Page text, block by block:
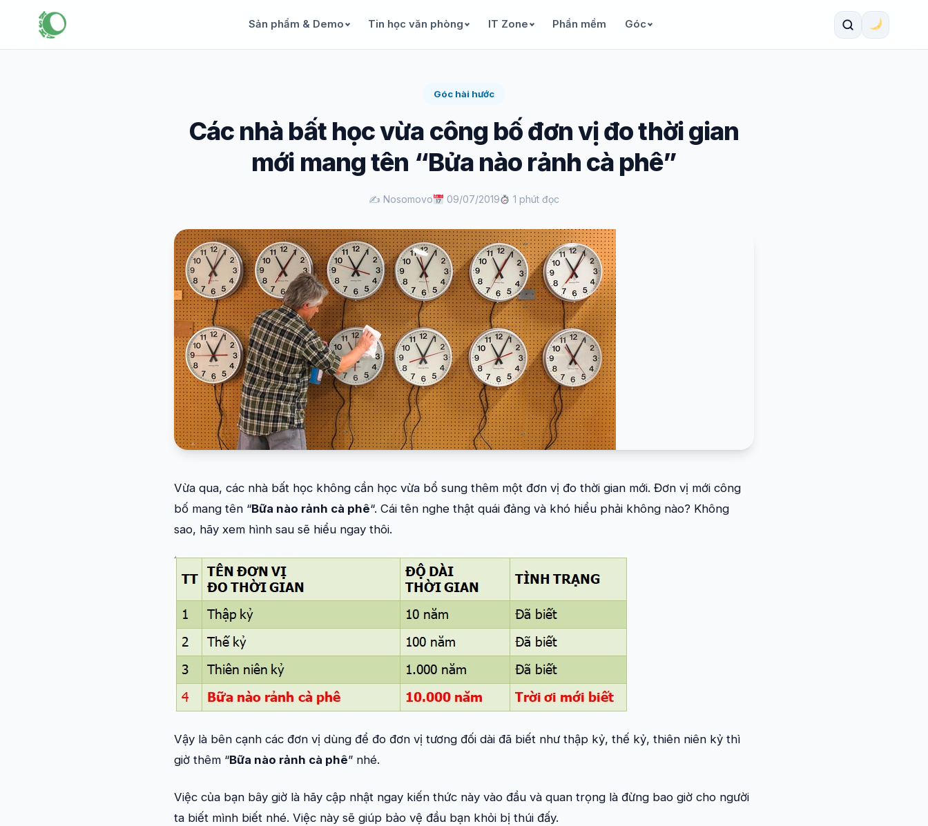
Sản phẩm & Demo Tin học văn phòng IT Zone Phần mềm Góc
Góc hài hước
Các nhà bất học vừa công bố đơn vị đo thời gian
mới mang tên “Bửa nào rảnh cà phê”
✍️ Nosomovo 09/07/2019 1 phút đọc
Vừa qua, các nhà bất học không cần học vừa bổ sung thêm một đơn vị đo thời gian mới. Đơn vị mới công
bố mang tên “Bữa nào rảnh cà phê“. Cái tên nghe thật quái đảng và khó hiểu phải không nào? Không
sao, hãy xem hình sau sẽ hiểu ngay thôi.
Vậy là bên cạnh các đơn vị dùng để đo đơn vị tương đối dài đã biết như thập kỷ, thế kỷ, thiên niên kỷ thì
giờ thêm “Bữa nào rảnh cà phê” nhé.
Việc của bạn bây giờ là hãy cập nhật ngay kiến thức này vào đầu và quan trọng là đừng bao giờ cho người
ta biết mình biết nhé. Việc này sẽ giúp bảo vệ đầu bạn khỏi bị thúi đấy.